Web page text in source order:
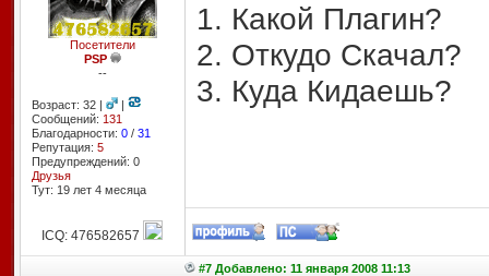
Посетители
PSP
--
Возраст: 32 |
|
Сообщений: 131
Благодарности: 0/ 31
Репутация: 5
Предупреждений: 0
Друзья
Тут: 19 лет 4 месяцa
1. Какой Плагин?
2. Откудо Скачал?
3. Куда Кидаешь?
ICQ: 476582657
#7 Добавлено: 11 января 2008 11:13